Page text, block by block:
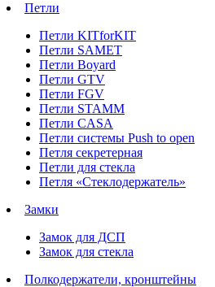
Петли
Петли KITforKIT
Петли SAMET
Петли Boyard
Петли GTV
Петли FGV
Петли STAMM
Петли CASA
Петли системы Push to open
Петля секретерная
Петли для стекла
Петля «Стеклодержатель»
Замки
Замок для ДСП
Замок для стекла
Полкодержатели, кронштейны